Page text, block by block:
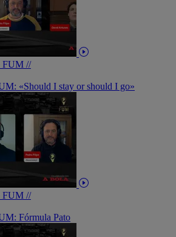
FUM //
«Should I stay or should I go»
FUM //
Fórmula Pato